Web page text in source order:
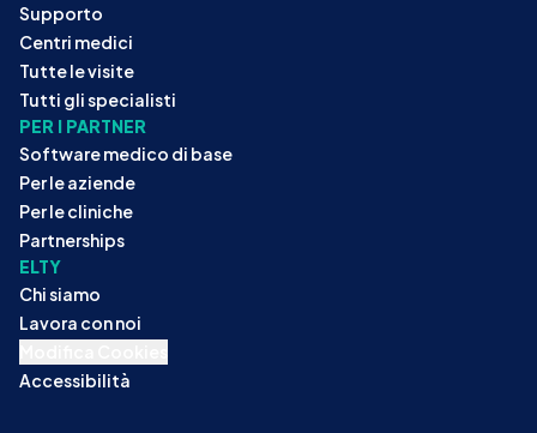
Supporto
Centri medici
Tutte le visite
Tutti gli specialisti
PER I PARTNER
Software medico di base
Per le aziende
Per le cliniche
Partnerships
ELTY
Chi siamo
Lavora con noi
Accessibilità